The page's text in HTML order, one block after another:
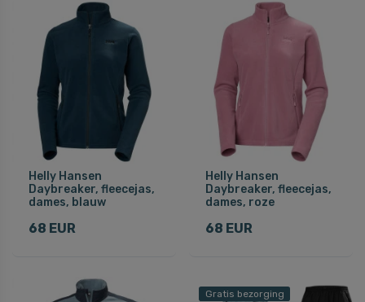
Helly Hansen
Daybreaker, fleecejas,
dames, blauw
68 EUR
Helly Hansen
Daybreaker, fleecejas,
dames, roze
68 EUR
Gratis bezorging